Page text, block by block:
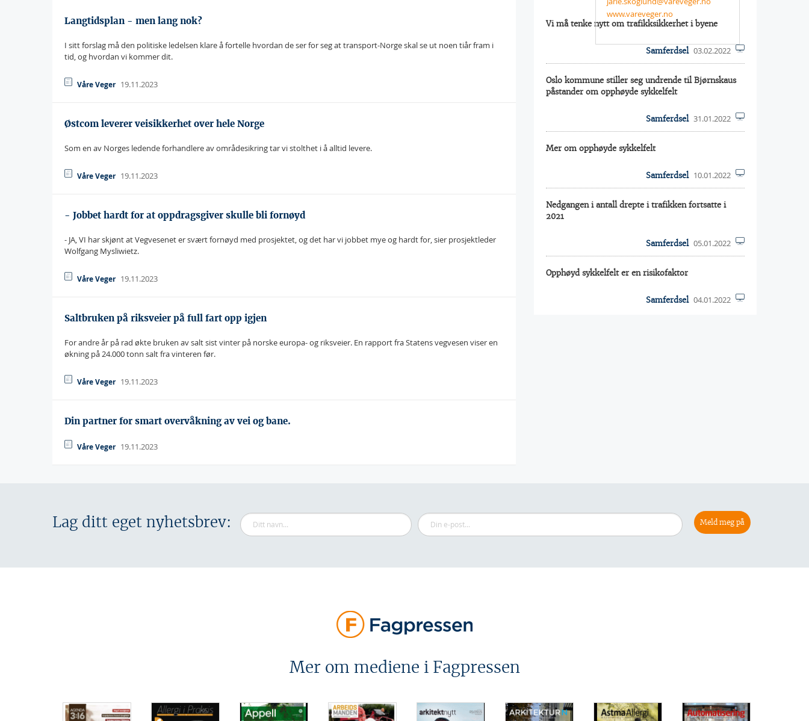
www.vareveger.no
Langtidsplan - men lang nok?
I sitt forslag må den politiske ledelsen klare å fortelle hvordan de ser for seg at transport-Norge skal se ut noen tiår fram i
tid, og hvordan vi kommer dit.
Våre Veger 19.11.2023
Østcom leverer veisikkerhet over hele Norge
Som en av Norges ledende forhandlere av områdesikring tar vi stolthet i å alltid levere.
Våre Veger 19.11.2023
- Jobbet hardt for at oppdragsgiver skulle bli fornøyd
- JA, VI har skjønt at Vegvesenet er svært fornøyd med prosjektet, og det har vi jobbet mye og hardt for, sier prosjektleder
Wolfgang Mysliwietz.
Våre Veger 19.11.2023
Saltbruken på riksveier på full fart opp igjen
For andre år på rad økte bruken av salt sist vinter på norske europa- og riksveier. En rapport fra Statens vegvesen viser en
økning på 24.000 tonn salt fra vinteren før.
Våre Veger 19.11.2023
Din partner for smart overvåkning av vei og bane.
Våre Veger 19.11.2023
Vi må tenke nytt om trafikksikkerhet i byene
Samferdsel 03.02.2022
Oslo kommune stiller seg undrende til Bjørnskaus
påstander om opphøyde sykkelfelt
Samferdsel 31.01.2022
Mer om opphøyde sykkelfelt
Samferdsel 10.01.2022
Nedgangen i antall drepte i trafikken fortsatte i
2021
Samferdsel 05.01.2022
Opphøyd sykkelfelt er en risikofaktor
Samferdsel 04.01.2022
Lag ditt eget nyhetsbrev:
Mer om mediene i Fagpressen